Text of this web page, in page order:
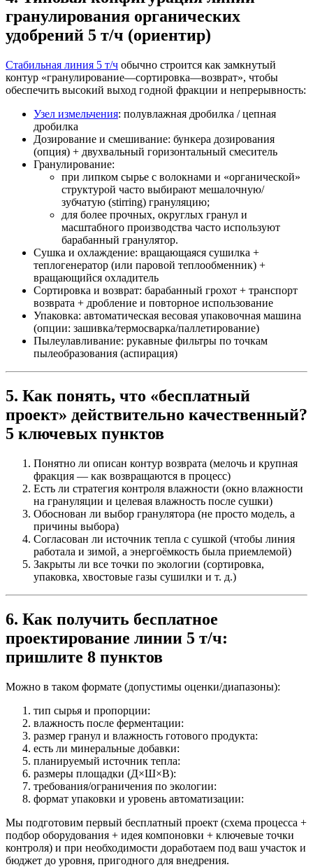
гранулирования органических
удобрений 5 т/ч (ориентир)
Стабильная линия 5 т/ч обычно строится как замкнутый
контур «гранулирование—сортировка—возврат», чтобы
обеспечить высокий выход годной фракции и непрерывность:
Узел измельчения: полувлажная дробилка / цепная
дробилка
Дозирование и смешивание: бункера дозирования
(опция) + двухвальный горизонтальный смеситель
Гранулирование:
при липком сырье с волокнами и «органической»
структурой часто выбирают мешалочную/
зубчатую (stirring) грануляцию;
для более прочных, округлых гранул и
масштабного производства часто используют
барабанный гранулятор.
Сушка и охлаждение: вращающаяся сушилка +
теплогенератор (или паровой теплообменник) +
вращающийся охладитель
Сортировка и возврат: барабанный грохот + транспорт
возврата + дробление и повторное использование
Упаковка: автоматическая весовая упаковочная машина
(опции: зашивка/термосварка/паллетирование)
Пылеулавливание: рукавные фильтры по точкам
пылеобразования (аспирация)
5. Как понять, что «бесплатный
проект» действительно качественный?
5 ключевых пунктов
Понятно ли описан контур возврата (мелочь и крупная
фракция — как возвращаются в процесс)
Есть ли стратегия контроля влажности (окно влажности
на грануляции и целевая влажность после сушки)
Обоснован ли выбор гранулятора (не просто модель, а
причины выбора)
Согласован ли источник тепла с сушкой (чтобы линия
работала и зимой, а энергоёмкость была приемлемой)
Закрыты ли все точки по экологии (сортировка,
упаковка, хвостовые газы сушилки и т. д.)
6. Как получить бесплатное
проектирование линии 5 т/ч:
пришлите 8 пунктов
Можно в таком формате (допустимы оценки/диапазоны):
тип сырья и пропорции:
влажность после ферментации:
размер гранул и влажность готового продукта:
есть ли минеральные добавки:
планируемый источник тепла:
размеры площадки (Д×Ш×В):
требования/ограничения по экологии:
формат упаковки и уровень автоматизации:
Мы подготовим первый бесплатный проект (схема процесса +
подбор оборудования + идея компоновки + ключевые точки
контроля) и при необходимости доработаем под ваш участок и
бюджет до уровня, пригодного для внедрения.